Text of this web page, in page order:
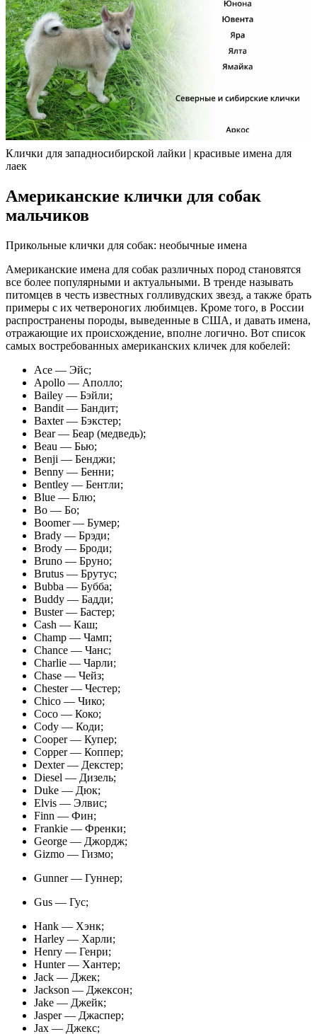
Клички для западносибирской лайки | красивые имена для
лаек
Американские клички для собак
мальчиков
Прикольные клички для собак: необычные имена
Американские имена для собак различных пород становятся
все более популярными и актуальными. В тренде называть
питомцев в честь известных голливудских звезд, а также брать
примеры с их четвероногих любимцев. Кроме того, в России
распространены породы, выведенные в США, и давать имена,
отражающие их происхождение, вполне логично. Вот список
самых востребованных американских кличек для кобелей:
Ace — Эйс;
Apollo — Аполло;
Bailey — Бэйли;
Bandit — Бандит;
Baxter — Бэкстер;
Bear — Беар (медведь);
Beau — Бью;
Benji — Бенджи;
Benny — Бенни;
Bentley — Бентли;
Blue — Блю;
Bo — Бо;
Boomer — Бумер;
Brady — Брэди;
Brody — Броди;
Bruno — Бруно;
Brutus — Брутус;
Bubba — Бубба;
Buddy — Бадди;
Buster — Бастер;
Cash — Каш;
Champ — Чамп;
Chance — Чанс;
Charlie — Чарли;
Chase — Чейз;
Chester — Честер;
Chico — Чико;
Coco — Коко;
Cody — Коди;
Cooper — Купер;
Copper — Коппер;
Dexter — Декстер;
Diesel — Дизель;
Duke — Дюк;
Elvis — Элвис;
Finn — Фин;
Frankie — Френки;
George — Джордж;
Gizmo — Гизмо;
Gunner — Гуннер;
Gus — Гус;
Hank — Хэнк;
Harley — Харли;
Henry — Генри;
Hunter — Хантер;
Jack — Джек;
Jackson — Джексон;
Jake — Джейк;
Jasper — Джаспер;
Jax — Джекс;